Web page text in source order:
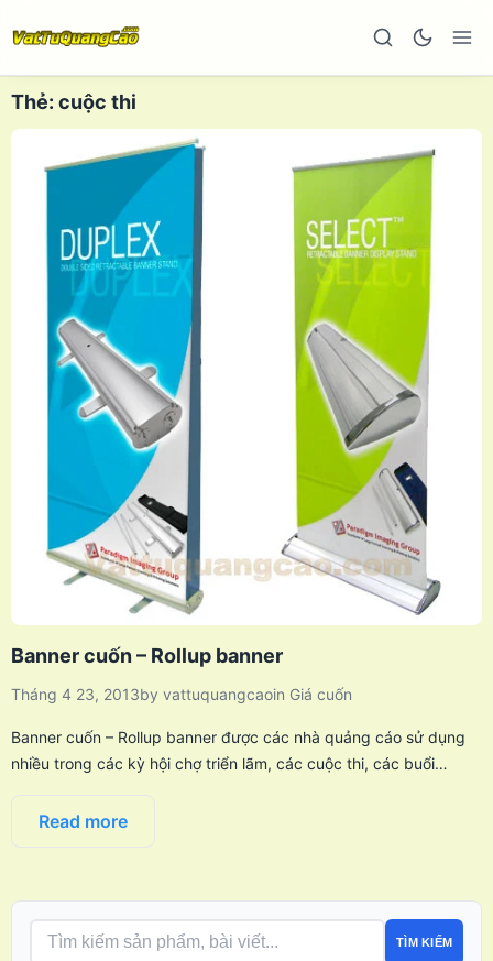
Thẻ: cuộc thi
Banner cuốn – Rollup banner
Tháng 4 23, 2013by vattuquangcaoin Giá cuốn
Banner cuốn – Rollup banner được các nhà quảng cáo sử dụng
nhiều trong các kỳ hội chợ triển lãm, các cuộc thi, các buổi…
Read more
TÌM KIẾM